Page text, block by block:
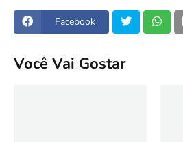
Facebook
Você Vai Gostar